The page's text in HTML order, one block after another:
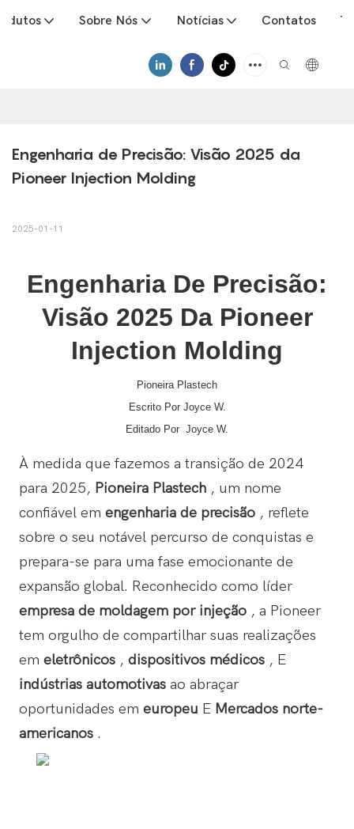
Sobre Nós Notícias Contatos
Engenharia de Precisão: Visão 2025 da
Pioneer Injection Molding
2025-01-11
Engenharia De Precisão:
Visão 2025 Da Pioneer
Injection Molding
Pioneira Plastech
Escrito Por Joyce W.
Editado Por Joyce W.
À medida que fazemos a transição de 2024
para 2025, Pioneira Plastech , um nome
confiável em engenharia de precisão , reflete
sobre o seu notável percurso de conquistas e
prepara-se para uma fase emocionante de
expansão global. Reconhecido como líder
empresa de moldagem por injeção , a Pioneer
tem orgulho de compartilhar suas realizações
em eletrônicos , dispositivos médicos , E
indústrias automotivas ao abraçar
oportunidades em europeu E Mercados norte-
americanos .